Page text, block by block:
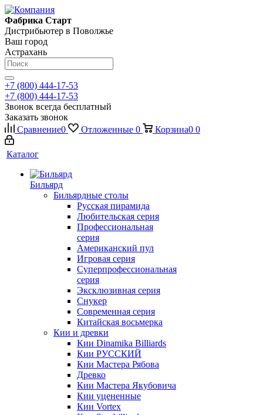
Фабрика Старт
Дистрибьютер в Поволжье
Ваш город
Астрахань
+7 (800) 444-17-53
+7 (800) 444-17-53
Звонок всегда бесплатный
Заказать звонок
Сравнение0 Отложенные 0 Корзина0 0
Каталог
Бильярд
Бильярдные столы
Русская пирамида
Любительская серия
Профессиональная
серия
Американский пул
Игровая серия
Суперпрофессиональная
серия
Эксклюзивная серия
Снукер
Современная серия
Китайская восьмерка
Кии и древки
Кии Dinamika Billiards
Кии РУССКИЙ
Кии Мастера Рябова
Древко
Кии Мастера Якубовича
Кии уцененные
Кии Vortex